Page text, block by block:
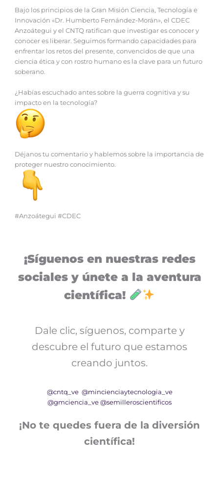
Bajo los principios de la Gran Misión Ciencia, Tecnología e
Innovación «Dr. Humberto Fernández-Morán», el CDEC
Anzoátegui y el CNTQ ratifican que investigar es conocer y
conocer es liberar. Seguimos formando capacidades para
enfrentar los retos del presente, convencidos de que una
ciencia ética y con rostro humano es la clave para un futuro
soberano.
¿Habías escuchado antes sobre la guerra cognitiva y su
impacto en la tecnología?
Déjanos tu comentario y hablemos sobre la importancia de
proteger nuestro conocimiento.
#Anzoátegui #CDEC
¡Síguenos en nuestras redes
sociales y únete a la aventura
científica!
Dale clic, síguenos, comparte y
descubre el futuro que estamos
creando juntos.
@cntq_ve @mincienciaytecnologia_ve
@gmciencia_ve @semilleroscientificos
¡No te quedes fuera de la diversión
científica!